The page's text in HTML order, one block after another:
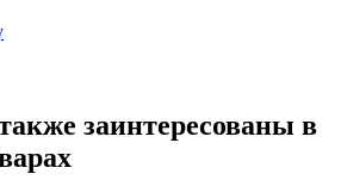
заинтересованы в